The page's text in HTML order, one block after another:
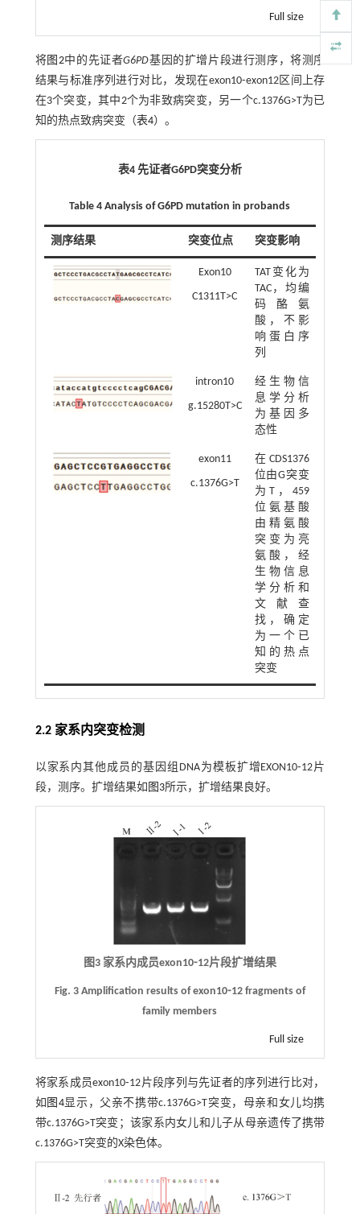
Full size
将图2中的先证者G6PD基因的扩增片段进行测序，将测序
结果与标准序列进行对比，发现在exon10⁃exon12区间上存
在3个突变，其中2个为非致病突变，另一个c.1376G>T为已
知的热点致病突变（表4）。
表4 先证者G6PD突变分析
Table 4 Analysis of G6PD mutation in probands
测序结果 突变位点 突变影响
Exon10
C1311T>C
TAT变化为
TAC，均编
码酪氨
酸，不影
响蛋白序
列
intron10
g.15280T>C
经生物信
息学分析
为基因多
态性
exon11
c.1376G>T
在CDS1376
位由G突变
为T，459
位氨基酸
由精氨酸
突变为亮
氨酸，经
生物信息
学分析和
文献查
找，确定
为一个已
知的热点
突变
2.2 家系内突变检测
以家系内其他成员的基因组DNA为模板扩增EXON10⁃12片
段，测序。扩增结果如 图3所示，扩增结果良好。
图3 家系内成员exon10⁃12片段扩增结果
Fig. 3 Amplification results of exon10⁃12 fragments of
family members
Full size
将家系成员exon10⁃12片段序列与先证者的序列进行比对，
如 图4显示，父亲不携带c.1376G>T突变，母亲和女儿均携
带c.1376G>T突变；该家系内女儿和儿子从母亲遗传了携带
c.1376G>T突变的X染色体。